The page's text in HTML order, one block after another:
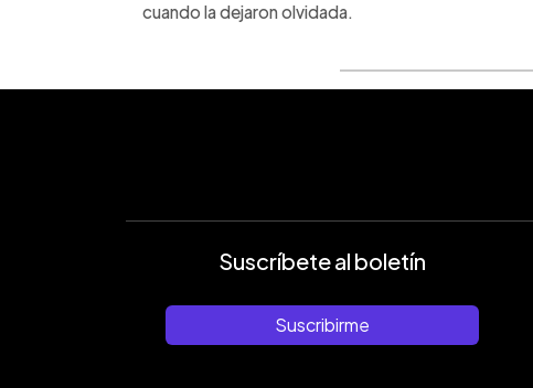
cuando la dejaron olvidada.
Suscríbete al boletín
Suscribirme